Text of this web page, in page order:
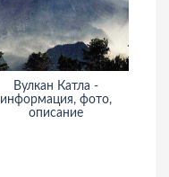
Вулкан Катла -
информация, фото,
описание